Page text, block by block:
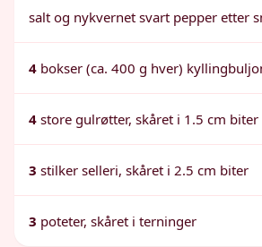
salt og nykvernet svart pepper etter
4 bokser (ca. 400 g hver)
4 store gulrøtter, skåret i 1.5 cm biter
3 stilker selleri, skåret i 2.5 cm biter
3 poteter, skåret i terninger